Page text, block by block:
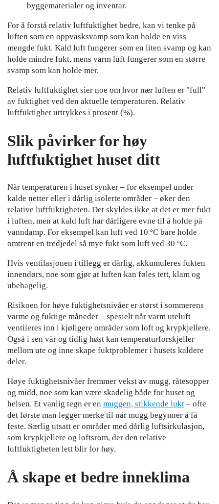
byggematerialer og inventar.
For å forstå relativ luftfuktighet bedre, kan vi tenke på
luften som en oppvasksvamp som kan holde en viss
mengde fukt. Kald luft fungerer som en liten svamp og kan
holde mindre fukt, mens varm luft fungerer som en større
svamp som kan holde mer.
Relativ luftfuktighet sier noe om hvor nær luften er "full"
av fuktighet ved den aktuelle temperaturen. Relativ
luftfuktighet uttrykkes i prosent (%).
Slik påvirker for høy
luftfuktighet huset ditt
Når temperaturen i huset synker – for eksempel under
kalde netter eller i dårlig isolerte områder – øker den
relative luftfuktigheten. Det skyldes ikke at det er mer fukt
i luften, men at kald luft har dårligere evne til å holde på
vanndamp. For eksempel kan luft ved 10 °C bare holde
omtrent en tredjedel så mye fukt som luft ved 30 °C.
Hvis ventilasjonen i tillegg er dårlig, akkumuleres fukten
innendørs, noe som gjør at luften kan føles tett, klam og
ubehagelig.
Risikoen for høye fuktighetsnivåer er størst i sommerens
varme og fuktige måneder – spesielt når varm uteluft
ventileres inn i kjøligere områder som loft og krypkjellere.
Også i sen vår og tidlig høst kan temperaturforskjeller
mellom ute og inne skape fuktproblemer i husets kaldere
deler.
Høye fuktighetsnivåer fremmer vekst av mugg, råtesopper
og midd, noe som kan være skadelig både for huset og
helsen. Et vanlig tegn er en muggen, stikkende lukt – ofte
det første man legger merke til når mugg begynner å få
feste. Særlig utsatt er områder med dårlig luftsirkulasjon,
som krypkjellere og loftsrom, der den relative
luftfuktigheten lett blir for høy.
Å skape et bedre inneklima